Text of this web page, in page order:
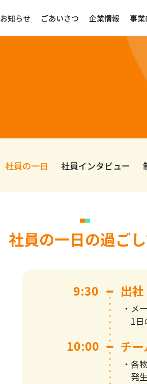
お知らせ ごあいさつ 企業情報 事業
社員の一日 社員インタビュー
社員の一日の過ご
9:30 出社
メ
1日
10:00 チ
各
発